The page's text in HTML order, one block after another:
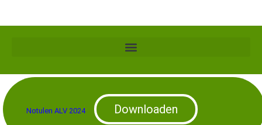
Notulen ALV 2024 Downloaden